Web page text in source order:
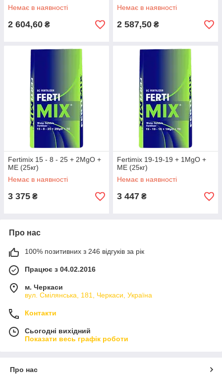
Немає в наявності
2 604,60 ₴
Немає в наявності
2 587,50 ₴
Fertimix 15 - 8 - 25 + 2MgO +
МЕ (25кг)
Немає в наявності
3 375 ₴
Fertimix 19-19-19 + 1MgO +
МЕ (25кг)
Немає в наявності
3 447 ₴
Про нас
100% позитивних з 246 відгуків за рік
Працює з 04.02.2016
м. Черкаси
вул. Смілянська, 181, Черкаси, Україна
Контакти
Сьогодні вихідний
Показати весь графік роботи
Про нас